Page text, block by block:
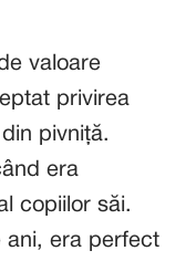
valoare
privirea
pivniță.
era
copiilor săi.
ani, era perfect